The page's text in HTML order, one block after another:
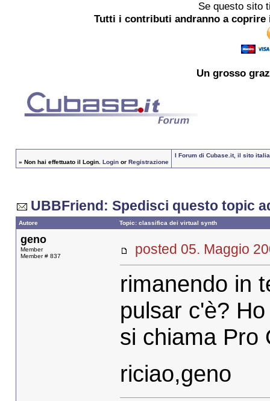
Se questo sito
Tutti i contributi andranno a
Un grosso
» Non hai effettuato il Login. Loginor Registrazione
I Forum di Cubase.it, il sito
UBBFriend: Spedisci questo topic
Autore Topic: classifica dei virtual synth
geno
Member
Member # 837
posted 05. Maggio
rimanendo in
pulsar c'è?
si chiama Pro
riciao,geno